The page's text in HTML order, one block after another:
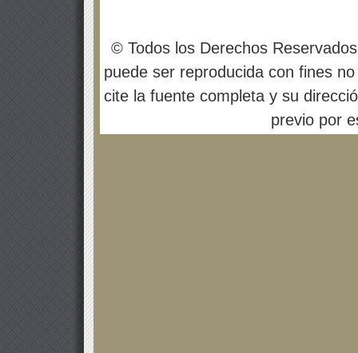
© Todos los Derechos
puede ser reproducida con fines
cite la fuente completa y su
previo por